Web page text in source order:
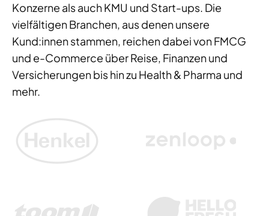
Konzerne als auch KMU und Start-ups. Die
vielfältigen Branchen, aus denen unsere
Kund:innen stammen, reichen dabei von FMCG
und e-Commerce über Reise, Finanzen und
Versicherungen bis hin zu Health & Pharma und
mehr.